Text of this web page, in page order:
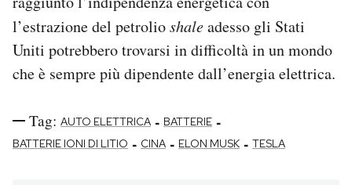
l’estrazione del petrolioshaleadesso gli Stati
Uniti potrebbero trovarsi in difficoltà in un mondo
che è sempre più dipendente dall’energia elettrica.
Tag: AUTO ELETTRICA - BATTERIE -
BATTERIE IONI DI LITIO - CINA - ELON MUSK - TESLA